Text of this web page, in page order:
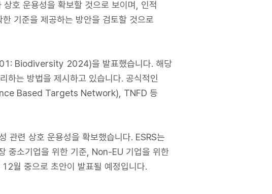
호 운용성을 확보할 것으로 보이며, 인적
기준을 제공하는 방안을 검토할 것으로
Biodiversity 2024)을 발표했습니다. 해당
하는 방법을 제시하고 있습니다. 공식적인
Based Targets Network), TNFD 등
관련 상호 운용성을 확보했습니다. ESRS는
중소기업을 위한 기준, Non-EU 기업을 위한
월 중으로 초안이 발표될 예정입니다.